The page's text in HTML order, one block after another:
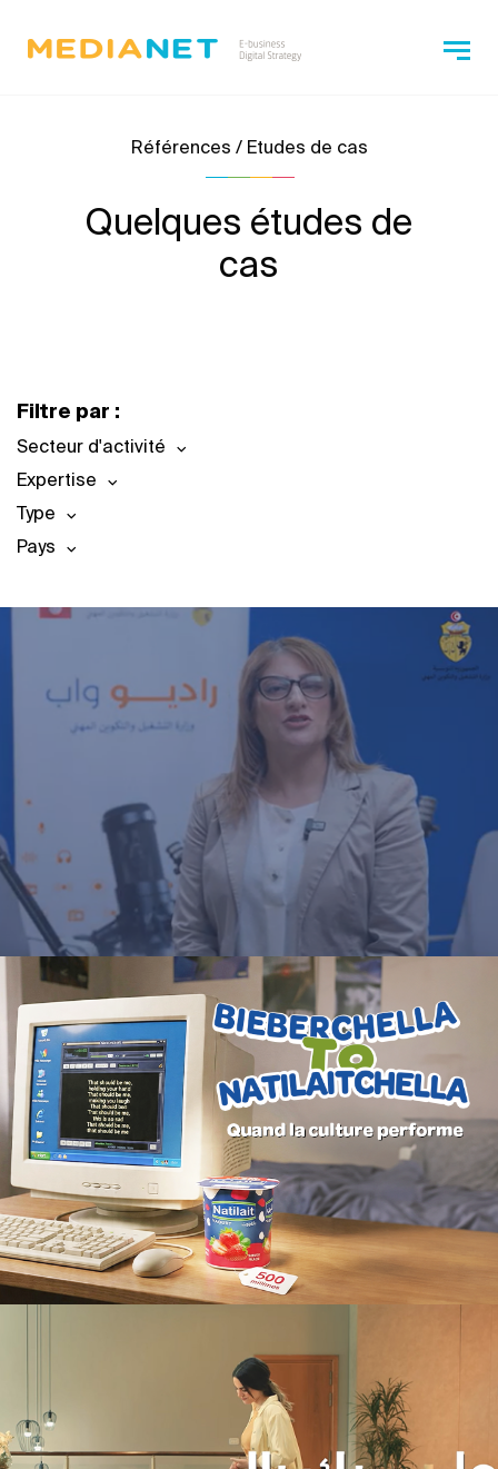
Références / Etudes de cas
Quelques études de
cas
Filtre par :
Secteur d'activité
Expertise
Type
Pays